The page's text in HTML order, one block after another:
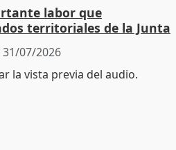
labor que
territoriales de la Junta
31/07/2026